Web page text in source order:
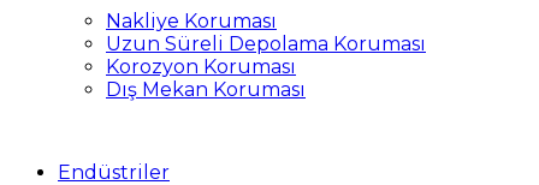
Nakliye Koruması
Uzun Süreli Depolama Koruması
Korozyon Koruması
Dış Mekan Koruması
Endüstriler